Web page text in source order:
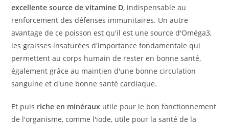
excellente source de vitamine D, indispensable au
renforcement des défenses immunitaires. Un autre
avantage de ce poisson est qu'il est une source d'Oméga3,
les graisses insaturées d'importance fondamentale qui
permettent au corps humain de rester en bonne santé,
également grâce au maintien d'une bonne circulation
sanguine et d'une bonne santé cardiaque.
Et puis riche en minéraux utile pour le bon fonctionnement
de l'organisme, comme l'iode, utile pour la santé de la